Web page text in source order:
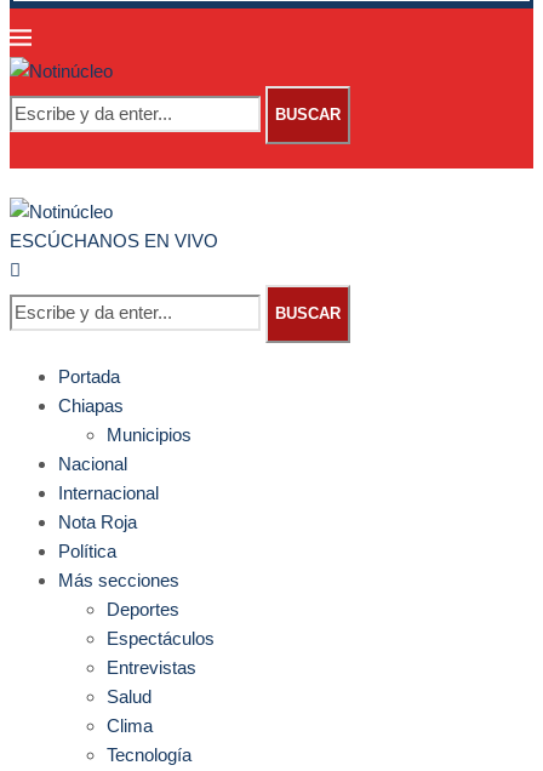
BUSCAR
ESCÚCHANOS EN VIVO
BUSCAR
Portada
Chiapas
Municipios
Nacional
Internacional
Nota Roja
Política
Más secciones
Deportes
Espectáculos
Entrevistas
Salud
Clima
Tecnología